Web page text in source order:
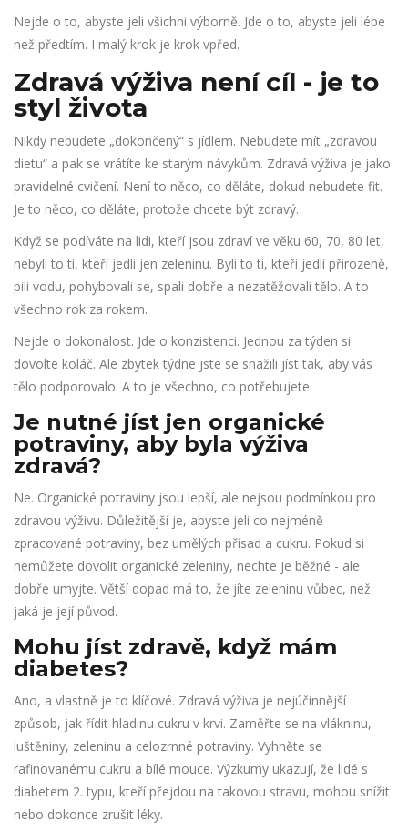
Nejde o to, abyste jeli všichni výborně. Jde o to, abyste jeli lépe
než předtím. I malý krok je krok vpřed.
Zdravá výživa není cíl - je to
styl života
Nikdy nebudete „dokončený“ s jídlem. Nebudete mít „zdravou
dietu“ a pak se vrátíte ke starým návykům. Zdravá výživa je jako
pravidelné cvičení. Není to něco, co děláte, dokud nebudete fit.
Je to něco, co děláte, protože chcete být zdravý.
Když se podíváte na lidi, kteří jsou zdraví ve věku 60, 70, 80 let,
nebyli to ti, kteří jedli jen zeleninu. Byli to ti, kteří jedli přirozeně,
pili vodu, pohybovali se, spali dobře a nezatěžovali tělo. A to
všechno rok za rokem.
Nejde o dokonalost. Jde o konzistenci. Jednou za týden si
dovolte koláč. Ale zbytek týdne jste se snažili jíst tak, aby vás
tělo podporovalo. A to je všechno, co potřebujete.
Je nutné jíst jen organické
potraviny, aby byla výživa
zdravá?
Ne. Organické potraviny jsou lepší, ale nejsou podmínkou pro
zdravou výživu. Důležitější je, abyste jeli co nejméně
zpracované potraviny, bez umělých přísad a cukru. Pokud si
nemůžete dovolit organické zeleniny, nechte je běžné - ale
dobře umyjte. Větší dopad má to, že jíte zeleninu vůbec, než
jaká je její původ.
Mohu jíst zdravě, když mám
diabetes?
Ano, a vlastně je to klíčové. Zdravá výživa je nejúčinnější
způsob, jak řídit hladinu cukru v krvi. Zaměřte se na vlákninu,
luštěniny, zeleninu a celozrnné potraviny. Vyhněte se
rafinovanému cukru a bílé mouce. Výzkumy ukazují, že lidé s
diabetem 2. typu, kteří přejdou na takovou stravu, mohou snížit
nebo dokonce zrušit léky.